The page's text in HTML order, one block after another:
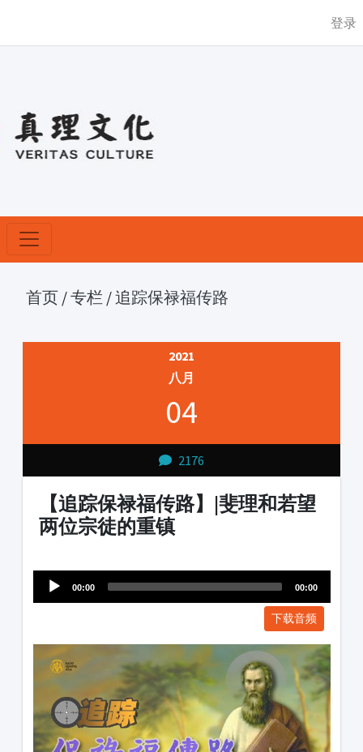
登录
首页 /专栏 /追踪保禄福传路
2021
八月
04
2176
【追踪保禄福传路】|斐理和若望
两位宗徒的重镇
Player
00:00 00:00
下载音频